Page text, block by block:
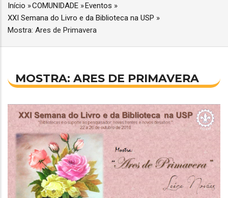
TRILHA
DE
NAVEGAÇÃO
Início »COMUNIDADE »Eventos »
XXI Semana do Livro e da Biblioteca na USP »
Mostra: Ares de Primavera
MOSTRA: ARES DE PRIMAVERA